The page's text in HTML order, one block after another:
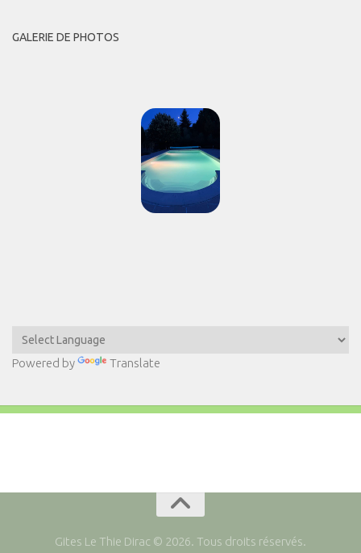
GALERIE DE PHOTOS
Powered by Translate
Gites Le Thie Dirac © 2026. Tous droits réservés.